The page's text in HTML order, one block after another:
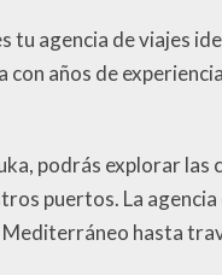
tu agencia de viajes
con años de
podrás explorar
puertos. La
hasta